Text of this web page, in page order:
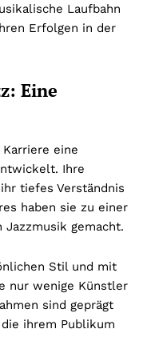
Laufbahn
Erfolgen in der
Eine
eine
Ihre
tiefes Verständnis
haben sie zu einer
gemacht.
Stil und mit
nur wenige Künstler
sind geprägt
ihrem Publikum